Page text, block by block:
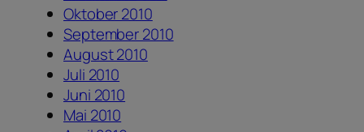
Oktober 2010
September 2010
August 2010
Juli 2010
Juni 2010
Mai 2010